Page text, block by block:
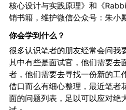
核心设计与实践原理》和《
销书籍，维护微信公众号：朱小
你会学到什么？
很多认识笔者的朋友经常会问我
其中有些是面试官，他们需要去
者，他们需要去寻找一份新的工
借口而么有细心整理，最近笔者
面的问题列表，足以可以应对绝